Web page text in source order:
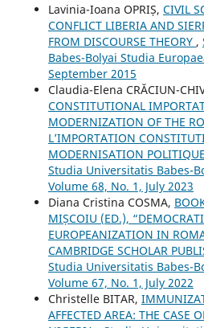
Lavinia-Ioana OPRIȘ, CIVIL
CONFLICT LIBERIA AND
FROM DISCOURSE THEORY ,
Babes-Bolyai Studia
September 2015
Claudia-Elena CRĂCIUN-
CONSTITUTIONAL
MODERNIZATION OF THE
L’IMPORTATION
MODERNISATION
Studia Universitatis Babes-
Volume 68, No. 1, July 2023
Diana Cristina COSMA,
MIȘCOIU (ED.),
EUROPEANIZATION IN
CAMBRIDGE SCHOLAR
Studia Universitatis Babes-
Volume 67, No. 1, July 2022
Christelle BITAR,
AFFECTED AREA: THE CASE